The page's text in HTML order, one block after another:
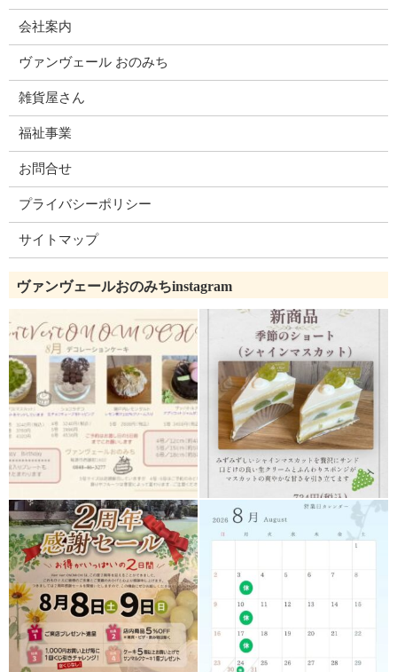
会社案内
ヴァンヴェール おのみち
雑貨屋さん
福祉事業
お問合せ
プライバシーポリシー
サイトマップ